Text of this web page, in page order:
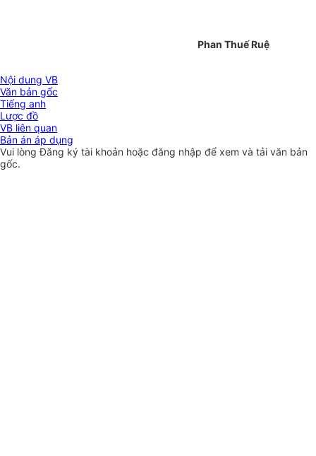
Phan Thuế Ruệ
Nội dung VB
Văn bản gốc
Tiếng anh
Lược đồ
VB liên quan
Bản án áp dụng
Vui lòngĐăng ký tài khoản hoặc đăng nhập để xem và tải văn bản
gốc.